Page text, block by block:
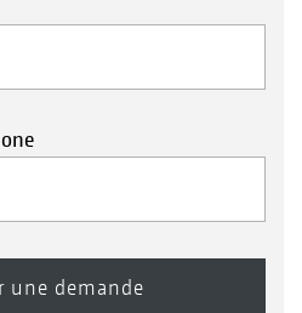
d’une vanne de
d’égouttage pour